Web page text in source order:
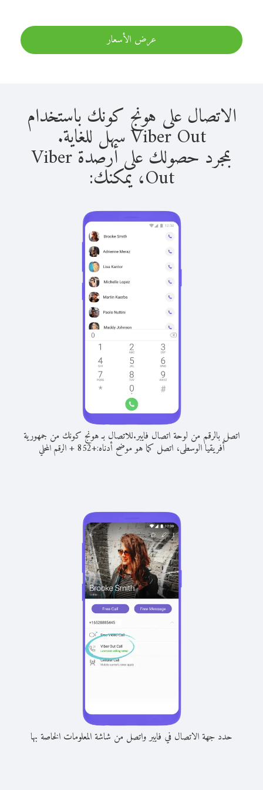
عرض الأسعار
الاتصال على هونج كونك باستخدام
Viber Out سهل للغاية.
بمجرد حصولك على أرصدة Viber
Out، يمكنك:
اتصل بالرقم من لوحة اتصال فايبر.للاتصال بـ هونج كونك من جمهورية
أفريقيا الوسطى، اتصل كما هو موضح أدناه:+
852
+الرقم المحلي
حدد جهة الاتصال في فايبر واتصل من شاشة المعلومات الخاصة بها